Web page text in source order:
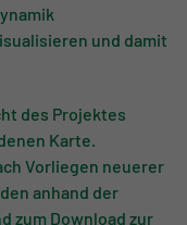
und damit
des Projektes
Karte.
Vorliegen neuerer
anhand der
zum Download zur